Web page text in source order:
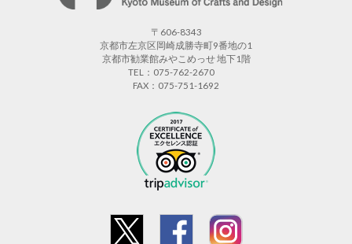
〒606-8343
京都市左京区岡崎成勝寺町9番地の1
京都市勧業館みやこめっせ 地下1階
TEL：075-762-2670
FAX：075-751-1692